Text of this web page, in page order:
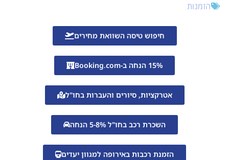
הזמנות
חיפוש טיסה השוואת מחירים
15% הנחה ב-Booking.com
אטרקציות, סיורים והעברות בחו"ל
השכרת רכב בחו"ל 5-8% הנחה
הזמנת רכבות באירופה למגוון יעדים